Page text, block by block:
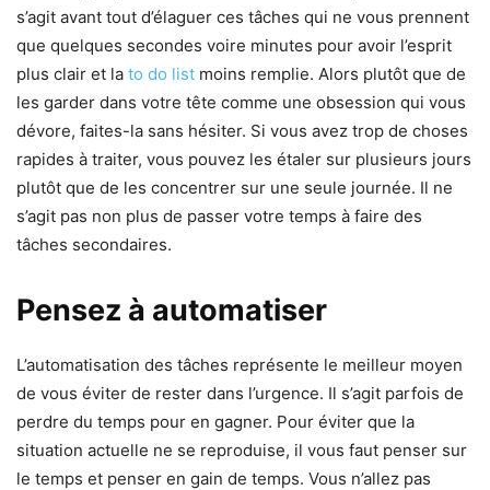
s’agit avant tout d’élaguer ces tâches qui ne vous prennent
que quelques secondes voire minutes pour avoir l’esprit
plus clair et la to do list moins remplie. Alors plutôt que de
les garder dans votre tête comme une obsession qui vous
dévore, faites-la sans hésiter. Si vous avez trop de choses
rapides à traiter, vous pouvez les étaler sur plusieurs jours
plutôt que de les concentrer sur une seule journée. Il ne
s’agit pas non plus de passer votre temps à faire des
tâches secondaires.
Pensez à automatiser
L’automatisation des tâches représente le meilleur moyen
de vous éviter de rester dans l’urgence. Il s’agit parfois de
perdre du temps pour en gagner. Pour éviter que la
situation actuelle ne se reproduise, il vous faut penser sur
le temps et penser en gain de temps. Vous n’allez pas